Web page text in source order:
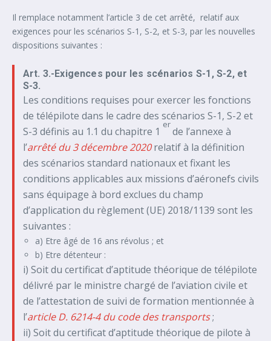
Il remplace notamment l’article 3 de cet arrêté, relatif aux
exigences pour les scénarios S-1, S-2, et S-3, par les nouvelles
dispositions suivantes :
Art. 3.-Exigences pour les scénarios S-1, S-2, et
S-3.
Les conditions requises pour exercer les fonctions
de télépilote dans le cadre des scénarios S-1, S-2 et
S-3 définis au 1.1 du chapitre 1
er
de l’annexe à
l’arrêté du 3 décembre 2020relatif à la définition
des scénarios standard nationaux et fixant les
conditions applicables aux missions d’aéronefs civils
sans équipage à bord exclues du champ
d’application du règlement (UE) 2018/1139 sont les
suivantes :
a) Etre âgé de 16 ans révolus ; et
b) Etre détenteur :
i) Soit du certificat d’aptitude théorique de télépilote
délivré par le ministre chargé de l’aviation civile et
de l’attestation de suivi de formation mentionnée à
l’article D. 6214-4 du code des transports;
ii) Soit du certificat d’aptitude théorique de pilote à